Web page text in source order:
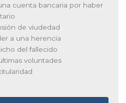
cuenta bancaria por haber
de viudedad
a una herencia
del fallecido
voluntades